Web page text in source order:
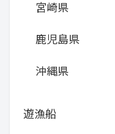
宮崎県
鹿児島県
沖縄県
遊漁船